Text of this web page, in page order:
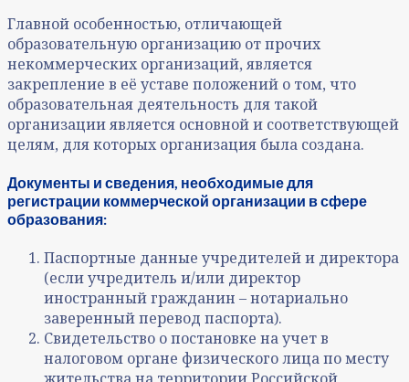
Главной особенностью, отличающей
образовательную организацию от прочих
некоммерческих организаций, является
закрепление в её уставе положений о том, что
образовательная деятельность для такой
организации является основной и соответствующей
целям, для которых организация была создана.
Документы и сведения, необходимые для
регистрации коммерческой организации в сфере
образования:
Паспортные данные учредителей и директора
(если учредитель и/или директор
иностранный гражданин – нотариально
заверенный перевод паспорта).
Свидетельство о постановке на учет в
налоговом органе физического лица по месту